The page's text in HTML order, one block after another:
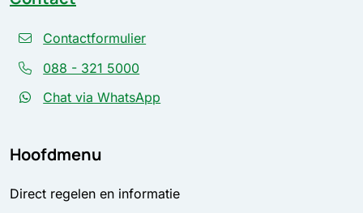
Contactformulier
088 - 321 5000
Chat via WhatsApp
Hoofdmenu
Direct regelen en informatie